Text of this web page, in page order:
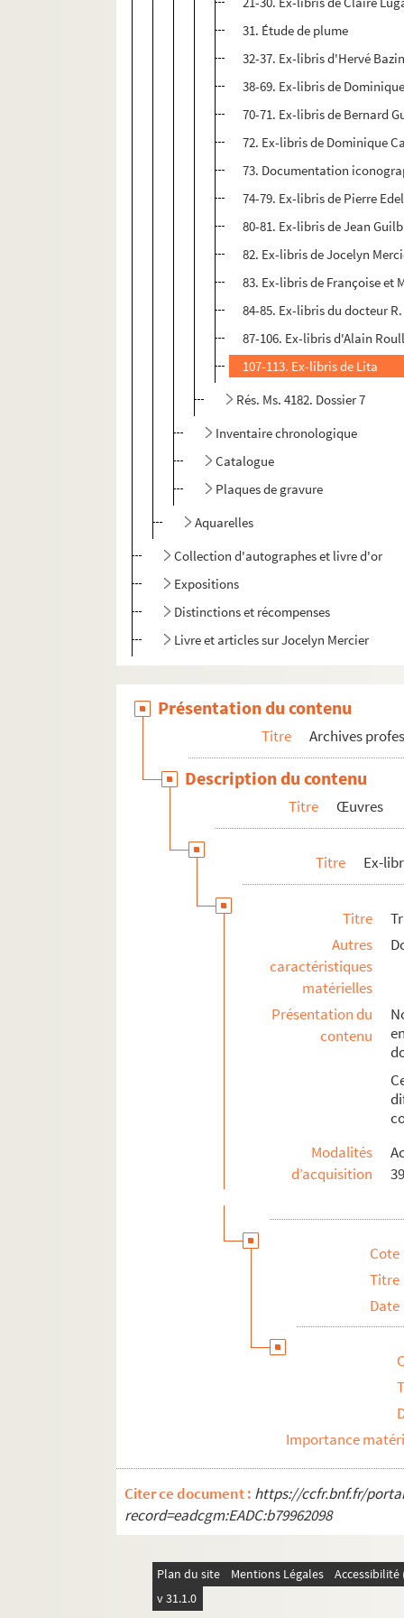
31. Étude de plume
32-37. Ex-libris d'Hervé
38-69. Ex-libris de
70-71. Ex-libris de Bernard
72. Ex-libris de Dominique
73. Documentation
74-79. Ex-libris de Pierre
80-81. Ex-libris de Jean
82. Ex-libris de Jocelyn
83. Ex-libris de Françoise et
84-85. Ex-libris du docteur
87-106. Ex-libris d'Alain
107-113. Ex-libris de Lita
Rés. Ms. 4182. Dossier 7
Inventaire chronologique
Catalogue
Plaques de gravure
Aquarelles
Collection d'autographes et livre d'or
Expositions
Distinctions et récompenses
Livre et articles sur Jocelyn Mercier
Présentation du contenu
Titre Archives
Description du contenu
Titre Œuvres
Titre Ex-
Titre
Autres
caractéristiques
matérielles
Présentation du
contenu
Modalités
d’acquisition
Cote
Titre
Date
Importance
Citer ce document : https://ccfr.bnf.fr/
record=eadcgm:EADC:b79962098
Plan du site Mentions Légales
v 31.1.0